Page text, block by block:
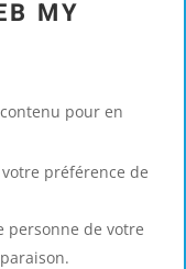
MY
pour en
préférence de
personne de votre